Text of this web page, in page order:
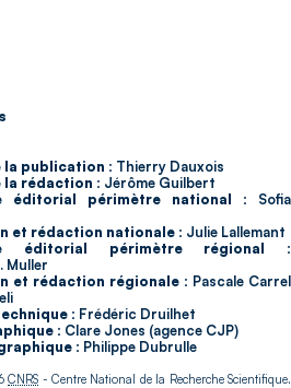
la publication : Thierry Dauxois
rédaction : Jérôme Guilbert
éditorial périmètre national : Sofia
et rédaction nationale : Julie Lallemant
éditorial périmètre régional :
Muller
et rédaction régionale : Pascale Carrel
: Frédéric Druilhet
: Clare Jones (agence CJP)
: Philippe Dubrulle
CNRS - Centre National de la Recherche Scientifique.